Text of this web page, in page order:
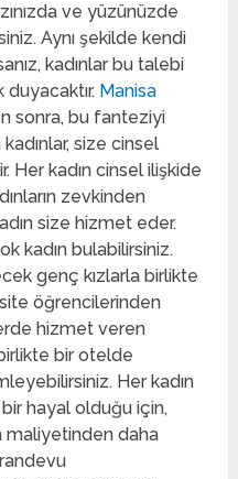
ve yüzünüzde
Aynı şekilde kendi
kadınlar bu talebi
Manisa
sonra, bu fanteziyi
size cinsel
Her kadın cinsel ilişkide
zevkinden
size hizmet eder.
kadın bulabilirsiniz.
genç kızlarla birlikte
öğrencilerinden
hizmet veren
bir otelde
Her kadın
hayal olduğu için,
maliyetinden daha